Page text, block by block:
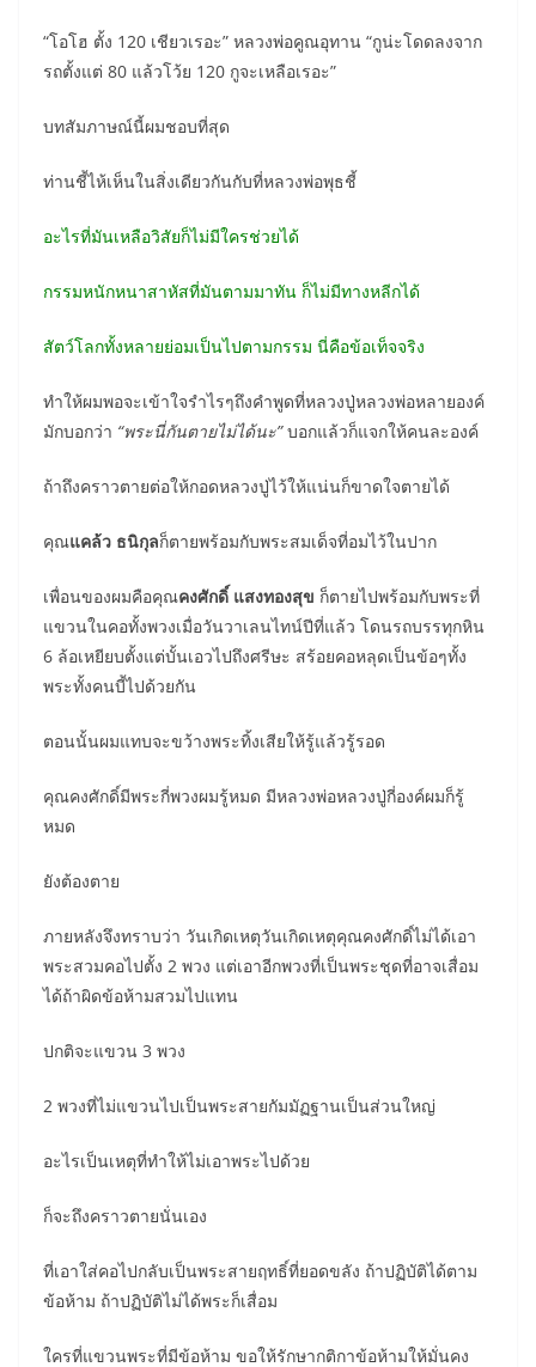
“โอโฮ ตั้ง 120 เชียวเรอะ” หลวงพ่อคูณอุทาน “กูน่ะโดดลงจาก
รถตั้งแต่ 80 แล้วโว้ย 120 กูจะเหลือเรอะ”
บทสัมภาษณ์นี้ผมชอบที่สุด
ท่านชี้ไห้เห็นในสิ่งเดียวกันกับที่หลวงพ่อพุธชี้
อะไรที่มันเหลือวิสัยก็ไม่มีใครช่วยได้
กรรมหนักหนาสาหัสที่มันตามมาทัน ก็ไม่มีทางหลีกได้
สัตว์โลกทั้งหลายย่อมเป็นไปตามกรรม นี่คือข้อเท็จจริง
ทำให้ผมพอจะเข้าใจรำไรๆถึงคำพูดที่หลวงปู่หลวงพ่อหลายองค์
มักบอกว่า “พระนี่กันตายไม่ได้นะ”บอกแล้วก็แจกให้คนละองค์
ถ้าถึงคราวตายต่อให้กอดหลวงปู่ไว้ให้แน่นก็ขาดใจตายได้
คุณแคล้ว ธนิกุลก็ตายพร้อมกับพระสมเด็จที่อมไว้ในปาก
เพื่อนของผมคือคุณคงศักดิ์ แสงทองสุข ก็ตายไปพร้อมกับพระที่
แขวนในคอทั้งพวงเมื่อวันวาเลนไทน์ปีที่แล้ว โดนรถบรรทุกหิน
6 ล้อเหยียบตั้งแต่บั้นเอวไปถึงศรีษะ สร้อยคอหลุดเป็นข้อๆทั้ง
พระทั้งคนบี้ไปด้วยกัน
ตอนนั้นผมแทบจะขว้างพระทิ้งเสียให้รู้แล้วรู้รอด
คุณคงศักดิ์มีพระกี่พวงผมรู้หมด มีหลวงพ่อหลวงปู่กี่องค์ผมก็รู้
หมด
ยังต้องตาย
ภายหลังจึงทราบว่า วันเกิดเหตุวันเกิดเหตุคุณคงศักดิ์ไม่ได้เอา
พระสวมคอไปตั้ง 2 พวง แต่เอาอีกพวงที่เป็นพระชุดที่อาจเสื่อม
ได้ถ้าผิดข้อห้ามสวมไปแทน
ปกติจะแขวน 3 พวง
2 พวงที่ไม่แขวนไปเป็นพระสายกัมมัฏฐานเป็นส่วนใหญ่
อะไรเป็นเหตุที่ทำให้ไม่เอาพระไปด้วย
ก็จะถึงคราวตายนั่นเอง
ที่เอาใส่คอไปกลับเป็นพระสายฤทธิ์ที่ยอดขลัง ถ้าปฏิบัติได้ตาม
ข้อห้าม ถ้าปฏิบัติไม่ได้พระก็เสื่อม
ใครที่แขวนพระที่มีข้อห้าม ขอให้รักษากติกาข้อห้ามให้มั่นคง